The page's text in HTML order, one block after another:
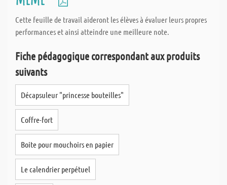
bois et le métal avec précision. IL faut toutefois calculer avec une
marge de tolérence de +/- 1 mm.
c'est la livraison rapide de vos articles découpées sur mesure. Les
commandes passées directement sur le site internet, sont
Chaque découpe est étiquettée séparément de sorte qu'à la
réception de votre colis, vous savez immédiatement quelle
découpe correspond à votre commande.
Cette feuille de travail aideront les élèves à évaluer leurs propres
performances et ainsi atteindre une meilleure note.
Fiche pédagogique correspondant aux produits
suivants
Décapsuleur "princesse bouteilles"
Coffre-fort
Boite pour mouchoirs en papier
Le calendrier perpétuel